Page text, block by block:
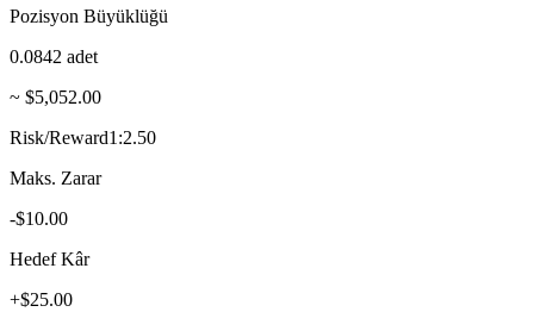
Pozisyon Büyüklüğü
0.0842 adet
~ $5,052.00
Risk/Reward1:2.50
Maks. Zarar
-$10.00
Hedef Kâr
+$25.00